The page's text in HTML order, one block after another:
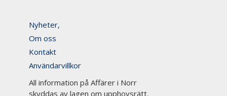
Nyheter,
Om oss
Kontakt
Användarvillkor
All information på Affärer i Norr
skyddas av lagen om upphovsrätt.